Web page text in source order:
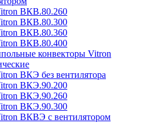
ВКВ.80.260
ВКВ.80.300
ВКВ.80.360
ВКВ.80.400
конвекторы Vitron
ВКЭ без вентилятора
ВКЭ.90.200
ВКЭ.90.260
ВКЭ.90.300
ВКВЭ с вентилятором